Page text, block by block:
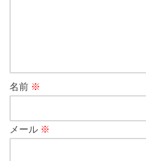
名前 ※
メール ※